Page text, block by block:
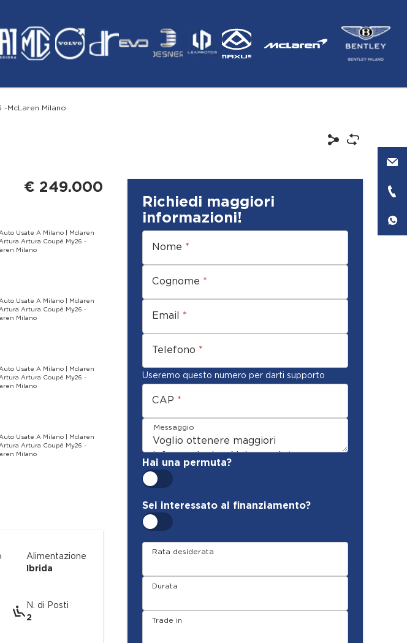
-McLaren Milano
€ 249.000
Richiedi maggiori
informazioni!
Nome *
Cognome *
Email *
Telefono *
Useremo questo numero per darti supporto
CAP *
Messaggio
Hai una permuta?
Sei interessato al finanziamento?
Rata desiderata
Durata
Trade in
Alimentazione
Ibrida
N. di Posti
2